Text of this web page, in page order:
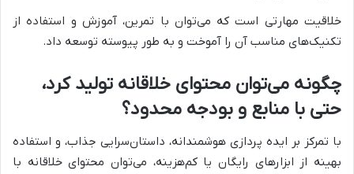
خلاقیت مهارتی است که می‌توان با تمرین، آموزش و استفاده از
تکنیک‌های مناسب آن را آموخت و به طور پیوسته توسعه داد.
چگونه می‌توان محتوای خلاقانه تولید کرد،
حتی با منابع و بودجه محدود؟
با تمرکز بر ایده پردازی هوشمندانه، داستان‌سرایی جذاب، و استفاده
بهینه از ابزارهای رایگان یا کم‌هزینه، می‌توان محتوای خلاقانه با